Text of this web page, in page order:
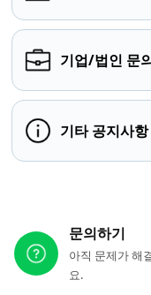
기업/법인 문
기타 공지사항
문의하기
아직 문제가 해
요.